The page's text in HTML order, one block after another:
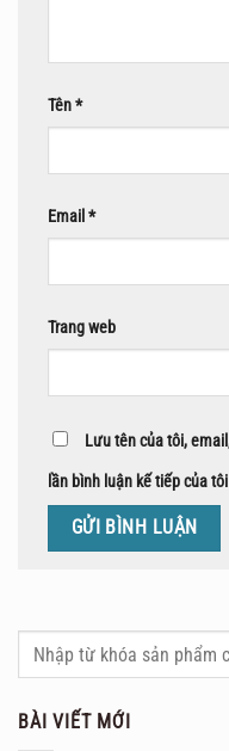
Tên*
Email *
Trang web
Lưu tên của tôi,
lần bình luận kế tiếp của
BÀI VIẾT MỚI